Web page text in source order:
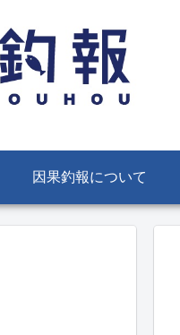
因果釣報について